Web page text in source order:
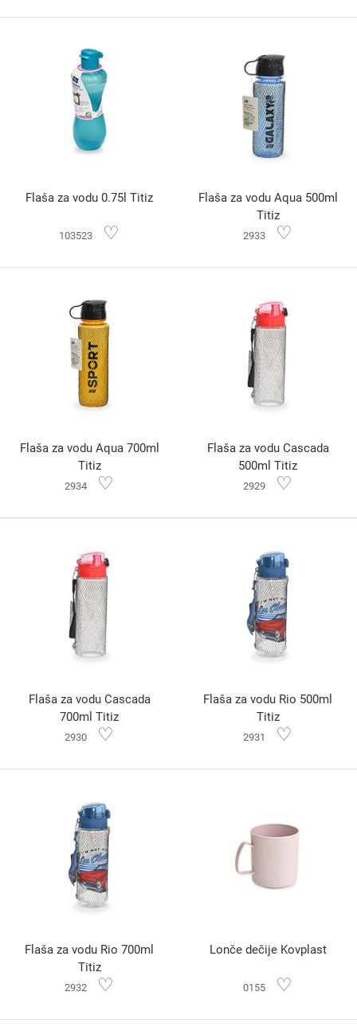
Flaša za vodu 0.75l Titiz
103523 ♡
Flaša za vodu Aqua 500ml
Titiz
2933 ♡
Flaša za vodu Aqua 700ml
Titiz
2934 ♡
Flaša za vodu Cascada
500ml Titiz
2929 ♡
Flaša za vodu Cascada
700ml Titiz
2930 ♡
Flaša za vodu Rio 500ml
Titiz
2931 ♡
Flaša za vodu Rio 700ml
Titiz
2932 ♡
Lonče dečije Kovplast
0155 ♡